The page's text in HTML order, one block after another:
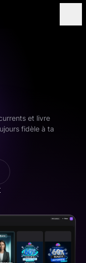
et livre
fidèle à ta